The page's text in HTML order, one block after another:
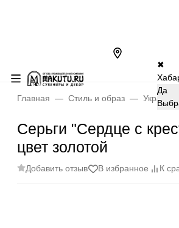
✖
Да
Главная Стиль и образ
Серьги "Сердце с
цвет золотой
Добавить отзыв В избранное К